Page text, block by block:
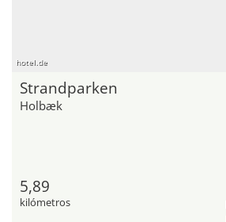
hotel.de
Strandparken
Holbæk
5,89
kilómetros